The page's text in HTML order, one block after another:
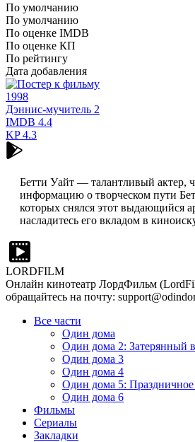
По умолчанию
По умолчанию
По оценке IMDB
По оценке КП
По рейтингу
Дата добавления
1998
Дэннис-мучитель 2
IMDB 4.4
KP4.3
Бетти Уайт — талантливый актер,
информацию о творческом пути
которых снялся этот выдающийся
насладитесь его вкладом в
LORDFILM
Онлайн кинотеатр ЛордФильм
обращайтесь на почту:
Все части
Один дома
Один дома 2: Затерянный
Один дома 3
Один дома 4
Один дома 5: Праздничное
Один дома 6
Фильмы
Сериалы
Закладки